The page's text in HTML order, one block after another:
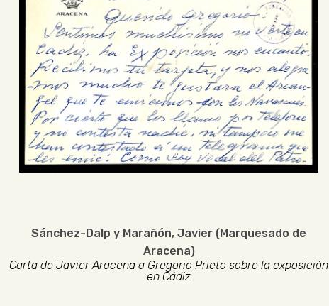
Sánchez-Dalp y Marañón, Javier (Marquesado de
Aracena)
Carta de Javier Aracena a Gregorio Prieto sobre la exposición
en Cádiz